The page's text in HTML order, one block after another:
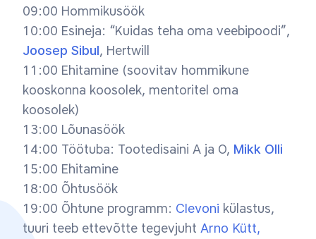
09:00 Hommikusöök
10:00 Esineja: “Kuidas teha oma veebipoodi”,
Joosep Sibul, Hertwill
11:00 Ehitamine (soovitav hommikune
kooskonna koosolek, mentoritel oma
koosolek)
13:00 Lõunasöök
14:00 Töötuba: Tootedisaini A ja O, Mikk Olli
15:00 Ehitamine
18:00 Õhtusöök
19:00 Õhtune programm: Clevoni külastus,
tuuri teeb ettevõtte tegevjuht Arno Kütt,